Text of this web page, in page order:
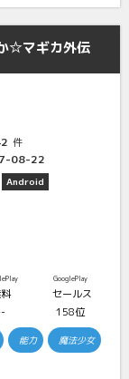
☆マギカ外伝
件
08-22
Android
GooglePlay
セールス
158位
能力
魔法少女